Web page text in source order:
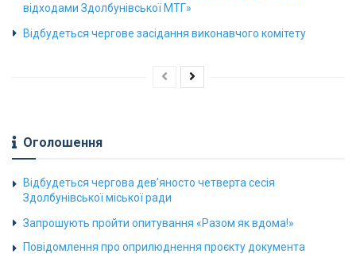
відходами Здолбунівської МТГ»
Відбудеться чергове засідання виконавчого комітету
Оголошення
Відбудеться чергова дев’яносто четверта сесія
Здолбунівської міської ради
Запрошують пройти опитування «Разом як вдома!»
Повідомлення про оприлюднення проєкту документа